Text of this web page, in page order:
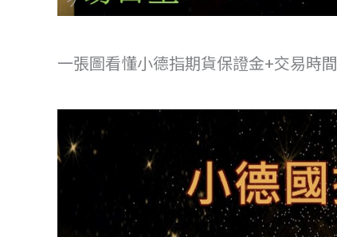
一張圖看懂小德指期貨保證金+交易時間